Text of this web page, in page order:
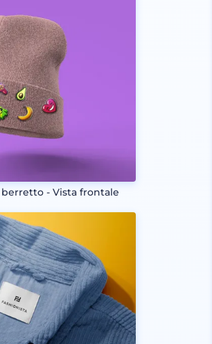
- Vista frontale